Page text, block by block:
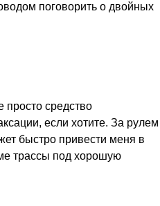
поговорить о двойных
просто средство
если хотите. За рулем
быстро привести меня в
трассы под хорошую